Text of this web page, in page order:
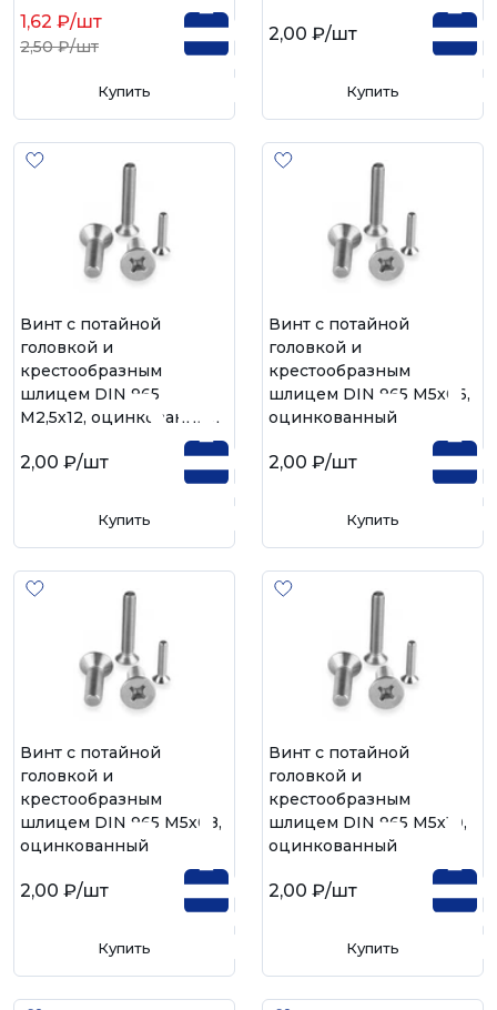
1,62 ₽/шт
2,50 ₽/шт
Купить
2,00 ₽/шт
Купить
Винт с потайной
головкой и
крестообразным
шлицем DIN 965
М2,5х12, оцинкованный
2,00 ₽/шт
Купить
Винт с потайной
головкой и
крестообразным
шлицем DIN 965 М5х06,
оцинкованный
2,00 ₽/шт
Купить
Винт с потайной
головкой и
крестообразным
шлицем DIN 965 М5х08,
оцинкованный
2,00 ₽/шт
Купить
Винт с потайной
головкой и
крестообразным
шлицем DIN 965 М5х10,
оцинкованный
2,00 ₽/шт
Купить